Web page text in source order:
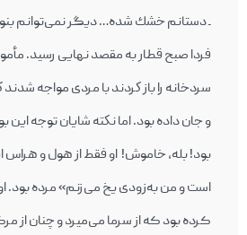
ـ دستانم خشك شده… ديگر نمی‌توانم
فردا صبح قطار به مقصد نهایی رسید.
سردخانه را باز كردند با مردی مواجه
و جان داده بود. اما نكته‌ شایان توجه
بود! بله، خاموش! او فقط از هول و هراس
است و من به‌زودی يخ می‌زنم» مرده بود.
کرده بود که از سرما می‌میرد و چنان از